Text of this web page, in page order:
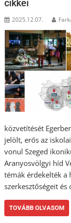
cikkei
2025.12.07.
közvetítését
jelölt, erős az
vonul Szeged
Aranyosvölgyi híd
témák érdekelték a
szerkesztőségeit és
TOVÁBB OLVASOM